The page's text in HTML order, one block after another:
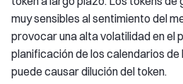
muy sensibles al sentimiento del
provocar una alta volatilidad en el
planificación de los calendarios
puede causar dilución del token.